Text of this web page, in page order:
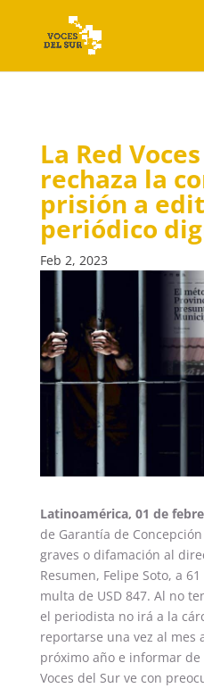
La Red
rechaza la
prisión a
periódico
Feb 2, 2023
Latinoamérica, 01 de
de Garantía de
graves o difamación al
Resumen, Felipe Soto, a
multa de USD 847. Al no
el periodista no irá a la
reportarse una vez al mes
próximo año e informar de
Voces del Sur ve con